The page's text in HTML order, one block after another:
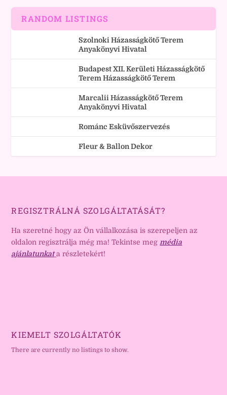
RANDOM LISTINGS
Szolnoki Házasságkötő Terem
Anyakönyvi Hivatal
Budapest XII. Kerületi Házasságkötő
Terem Házasságkötő Terem
Marcalii Házasságkötő Terem
Anyakönyvi Hivatal
Románc Esküvőszervezés
Fleur & Ballon Dekor
REGISZTRÁLNÁ SZOLGÁLTATÁSÁT?
Ha szeretné hogy az Ön vállalkozása is szerepeljen az
oldalon regisztrálja még ma! Tekintse meg média
ajánlatunkat a részletekért!
KIEMELT SZOLGÁLTATÓK
There are currently no listings to show.